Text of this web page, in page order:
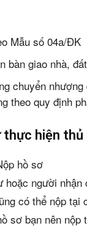
Mẫu số 04a/ĐK
bàn giao nhà,
chuyển
theo quy định
hiện thủ
hồ sơ
hoặc người
có thể nộp tại
sơ bạn nên nộp